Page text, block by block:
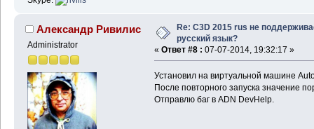
Александр Ривилис
Administrator
Re: C3D 2015 rus не
русский язык?
« Ответ #8 : 07-07-2014, 19:32:17 »
Установил на виртуальной машине
После повторного запуска значение
Отправлю баг в ADN DevHelp.